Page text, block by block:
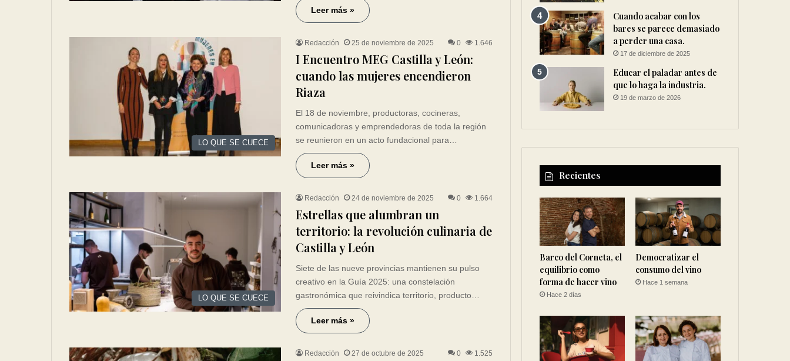
Leer más »
LO QUE SE CUECE
Redacción 25 de noviembre de 2025 0 1.646
I Encuentro MEG Castilla y León:
cuando las mujeres encendieron
Riaza
El 18 de noviembre, productoras, cocineras,
comunicadoras y emprendedoras de toda la región
se reunieron en un acto fundacional para…
Leer más »
LO QUE SE CUECE
Redacción 24 de noviembre de 2025 0 1.664
Estrellas que alumbran un
territorio: la revolución culinaria de
Castilla y León
Siete de las nueve provincias mantienen su pulso
creativo en la Guía 2025: una constelación
gastronómica que reivindica territorio, producto…
Leer más »
Redacción 27 de octubre de 2025 0 1.525
Cuando acabar con los
bares se parece demasiado
a perder una casa.
17 de diciembre de 2025
Educar el paladar antes de
que lo haga la industria.
19 de marzo de 2026
Recientes
Barco del Corneta, el
equilibrio como
forma de hacer vino
Hace 2 días
Democratizar el
consumo del vino
Hace 1 semana